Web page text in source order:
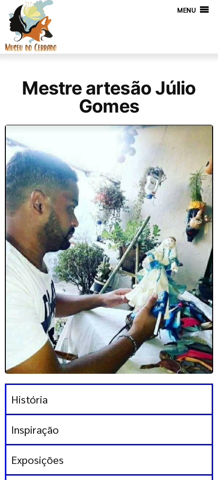
MENU
Mestre artesão Júlio
Gomes
História
Inspiração
Exposições